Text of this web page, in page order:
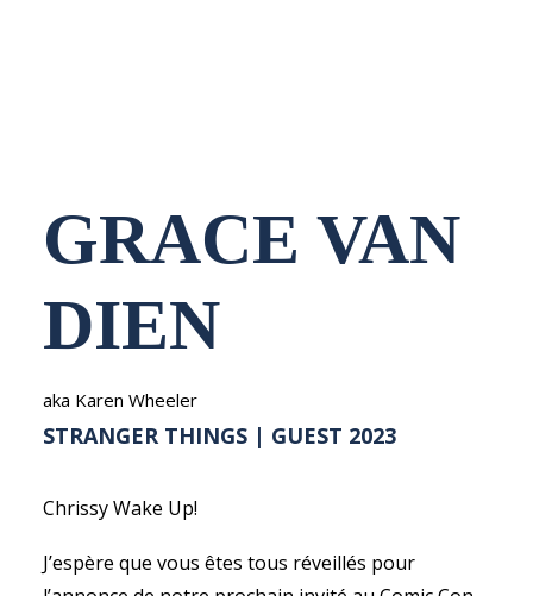
GRACE VAN
DIEN
aka Karen Wheeler
STRANGER THINGS | GUEST 2023
Chrissy Wake Up!
J’espère que vous êtes tous réveillés pour